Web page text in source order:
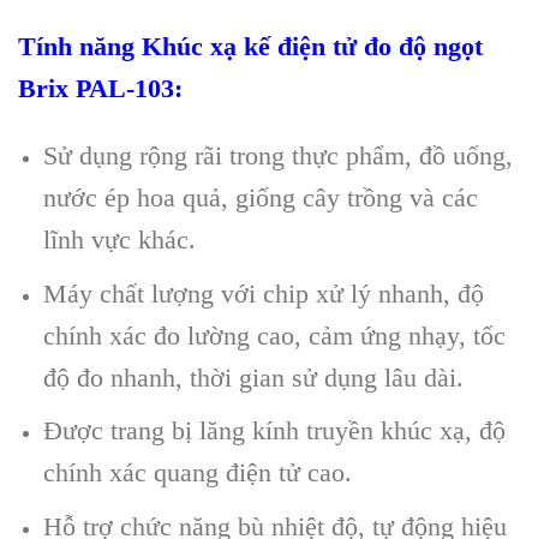
Tính năng Khúc xạ kế điện tử đo độ ngọt
Brix PAL-103:
Sử dụng rộng rãi trong thực phẩm, đồ uống,
nước ép hoa quả, giống cây trồng và các
lĩnh vực khác.
Máy chất lượng với chip xử lý nhanh, độ
chính xác đo lường cao, cảm ứng nhạy, tốc
độ đo nhanh, thời gian sử dụng lâu dài.
Được trang bị lăng kính truyền khúc xạ, độ
chính xác quang điện tử cao.
Hỗ trợ chức năng bù nhiệt độ, tự động hiệu